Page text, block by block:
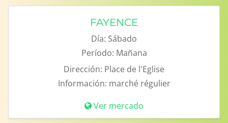
FAYENCE
Día: Sábado
Período: Mañana
Dirección: Place de l'Eglise
Información: marché régulier
Ver mercado